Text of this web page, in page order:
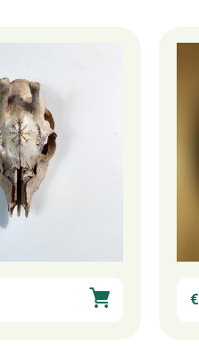
€